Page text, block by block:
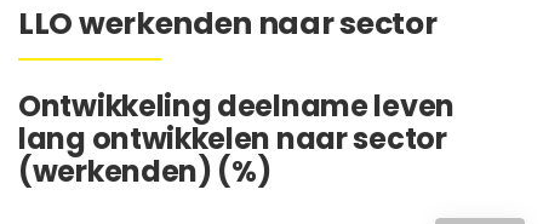
LLO werkenden naar sector
Ontwikkeling deelname leven
lang ontwikkelen naar sector
(werkenden) (%)